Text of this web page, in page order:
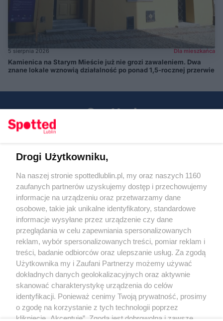
5 sierpnia 2026 Dla mieszkańca
Kamienica na Starym Mieście już nie grozi zawaleniem. Dwa
znane lokale wznowią działalność po ponad 1,5-rocznej przerwie
KATEGORIE
OGŁOSZENIA
WYDARZENIA
NA SKRÓTY
Regulamin
Polityka prywatności
RODO
Warunki korzystania z treści
Drogi Użytkowniku,
Na naszej stronie spottedlublin.pl, my oraz naszych 1160
zaufanych partnerów uzyskujemy dostęp i przechowujemy
informacje na urządzeniu oraz przetwarzamy dane
osobowe, takie jak unikalne identyfikatory, standardowe
informacje wysyłane przez urządzenie czy dane
przeglądania w celu zapewniania spersonalizowanych
reklam, wybór spersonalizowanych treści, pomiar reklam i
treści, badanie odbiorców oraz ulepszanie usług. Za zgodą
Użytkownika my i Zaufani Partnerzy możemy używać
dokładnych danych geolokalizacyjnych oraz aktywnie
skanować charakterystykę urządzenia do celów
identyfikacji. Ponieważ cenimy Twoją prywatność, prosimy
o zgodę na korzystanie z tych technologii poprzez
kliknięcie „Akceptuję”. Zgoda jest dobrowolna i zawsze